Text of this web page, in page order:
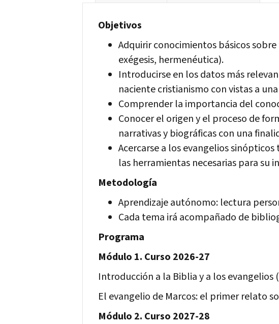
Objetivos
Adquirir conocimientos básicos
exégesis, hermenéutica).
Introducirse en los datos más
naciente cristianismo con vistas a
Comprender la importancia del
Conocer el origen y el proceso de
narrativas y biográficas con una
Acercarse a los evangelios
las herramientas necesarias para su
Metodología
Aprendizaje autónomo: lectura
Cada tema irá acompañado de
Programa
Módulo 1. Curso 2026-27
Introducción a la Biblia y a los evangelios
El evangelio de Marcos: el primer relato
Módulo 2. Curso 2027-28